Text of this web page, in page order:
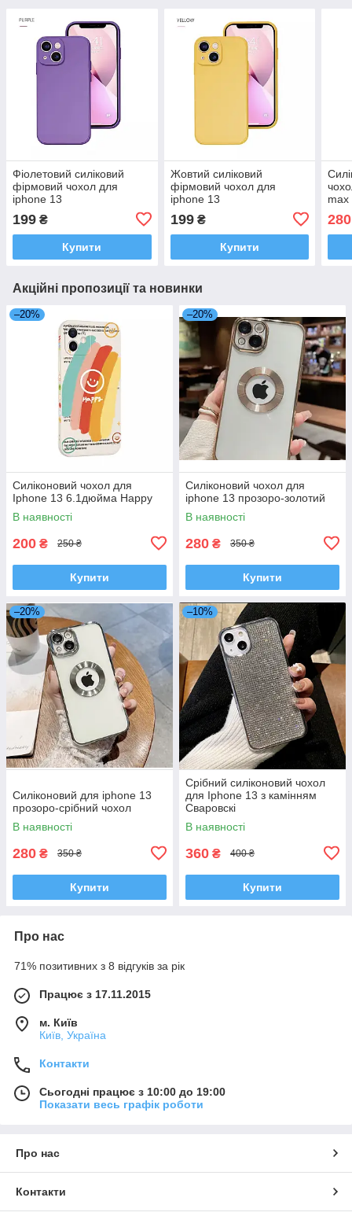
Фіолетовий силіковий
фірмовий чохол для
iphone 13
199 ₴
Купити
Жовтий силіковий
фірмовий чохол для
iphone 13
199₴
Купити
max
280
Акційні пропозиції та новинки
–20%
Силіконовий чохол для
Iphone 13 6.1дюйма Happy
В наявності
200 ₴ 250 ₴
Купити
–20%
Силіконовий чохол для
iphone 13 прозоро-золотий
В наявності
280 ₴ 350 ₴
Купити
–20%
Силіконовий для iphone 13
прозоро-срібний чохол
В наявності
280 ₴ 350 ₴
Купити
–10%
Срібний силіконовий чохол
для Iphone 13 з камінням
Сваровскі
В наявності
360 ₴ 400 ₴
Купити
Про нас
71% позитивних з 8 відгуків за рік
Працює з 17.11.2015
м. Київ
Київ, Україна
Контакти
Сьогодні працює з 10:00 до 19:00
Показати весь графік роботи
Про нас
Контакти